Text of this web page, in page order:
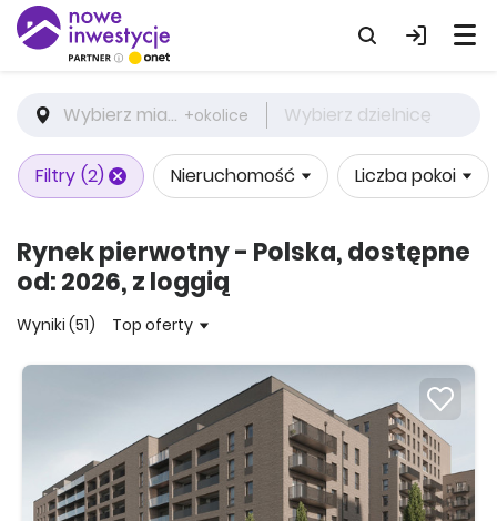
Wybierz miasto +okolice Wybierz dzielnicę
Filtry (2) Nieruchomość Liczba pokoi
Rynek pierwotny - Polska, dostępne
od: 2026, z loggią
Wyniki (51) Top oferty